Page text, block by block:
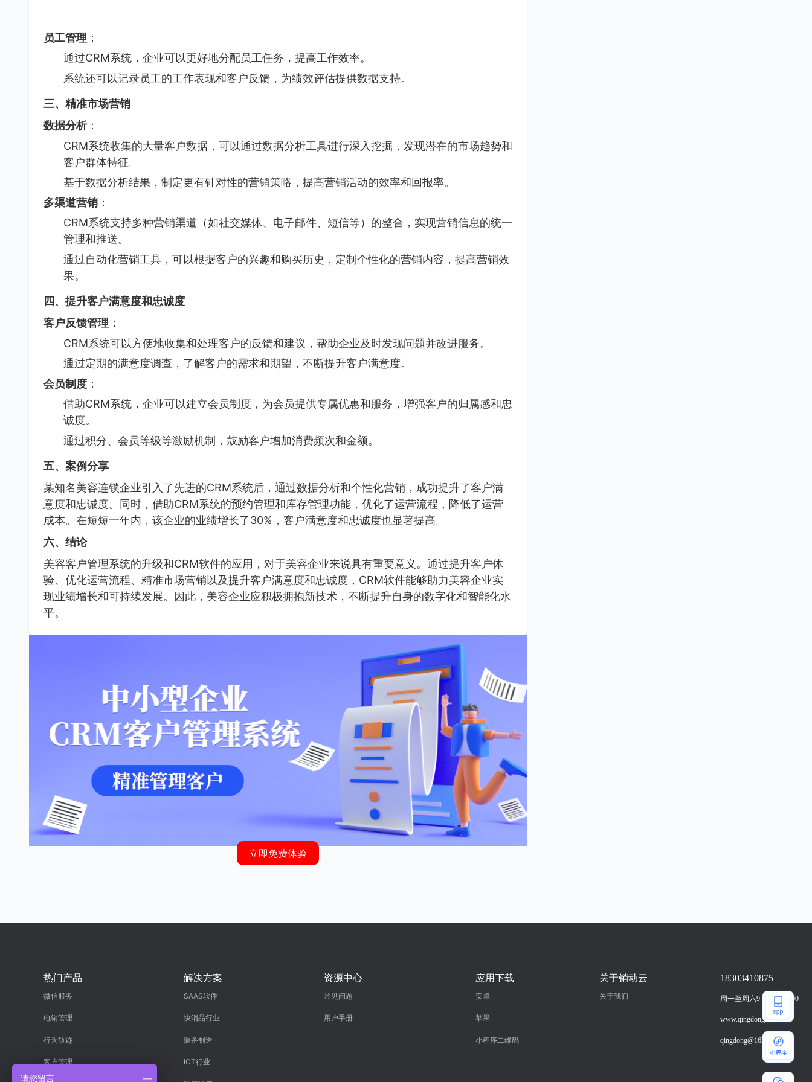
员工管理 ：
通过CRM系统，企业可以更好地分配员工任务，提高工作效率。
系统还可以记录员工的工作表现和客户反馈，为绩效评估提供数据支持。
三、精准市场营销
数据分析：
CRM系统收集的大量客户数据，可以通过数据分析工具进行深入挖掘，发现潜在的市场趋势和
客户群体特征。
基于数据分析结果，制定更有针对性的营销策略，提高营销活动的效率和回报率。
多渠道营销 ：
CRM系统支持多种营销渠道（如社交媒体、电子邮件、短信等）的整合，实现营销信息的统一
管理和推送。
通过自动化营销工具，可以根据客户的兴趣和购买历史，定制个性化的营销内容，提高营销效
果。
四、提升客户满意度和忠诚度
客户反馈管理 ：
CRM系统可以方便地收集和处理客户的反馈和建议，帮助企业及时发现问题并改进服务。
通过定期的满意度调查，了解客户的需求和期望，不断提升客户满意度。
会员制度 ：
借助CRM系统，企业可以建立会员制度，为会员提供专属优惠和服务，增强客户的归属感和忠
诚度。
通过积分、会员等级等激励机制，鼓励客户增加消费频次和金额。
五、案例分享
某知名美容连锁企业引入了先进的CRM系统后，通过数据分析和个性化营销，成功提升了客户满
意度和忠诚度。同时，借助CRM系统的预约管理和库存管理功能，优化了运营流程，降低了运营
成本。在短短一年内，该企业的业绩增长了30%，客户满意度和忠诚度也显著提高。
六、结论
美容客户管理系统的升级和CRM软件的应用，对于美容企业来说具有重要意义。通过提升客户体
验、优化运营流程、精准市场营销以及提升客户满意度和忠诚度，CRM软件能够助力美容企业实
现业绩增长和可持续发展。因此，美容企业应积极拥抱新技术，不断提升自身的数字化和智能化水
平。
立即免费体验
热门产品
微信服务
电销管理
行为轨迹
客户管理
解决方案
SAAS软件
快消品行业
装备制造
ICT行业
资源中心
常见问题
用户手册
应用下载
安卓
苹果
小程序二维码
关于销动云
关于我们
18303410875
周一至周六9：00-18：00
www.qingdong.vip
qingdong@163.com
请您留言